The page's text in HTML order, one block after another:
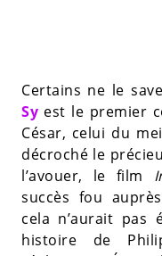
Certains ne le
Sy est le premier
César, celui du
décroché le
l’avouer, le film
succès fou
cela n’aurait pas
histoire de